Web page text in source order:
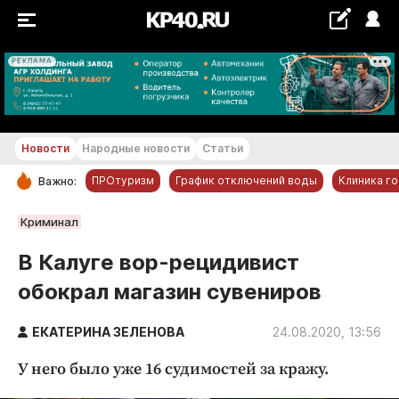
РЕКЛАМА
+18...+19 °С
РУБРИКИ
Новости компаний
Статьи
Народные новости
Авто и транспорт
Благоустройство
Новости Народные новости Статьи
Важно: ПРОтуризм График отключений воды Клиника
Криминал
В Калуге вор-рецидивист
обокрал магазин сувениров
ЕКАТЕРИНА ЗЕЛЕНОВА 24.08.2020, 13:56
У него было уже 16 судимостей за кражу.